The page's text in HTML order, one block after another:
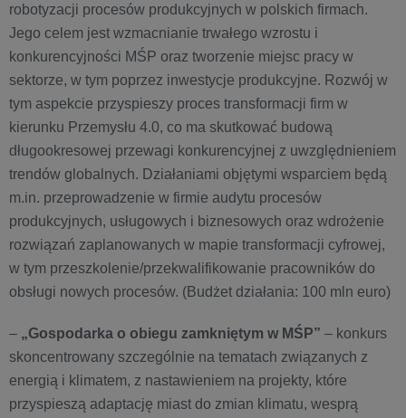
robotyzacji procesów produkcyjnych w polskich firmach.
Jego celem jest wzmacnianie trwałego wzrostu i
konkurencyjności MŚP oraz tworzenie miejsc pracy w
sektorze, w tym poprzez inwestycje produkcyjne. Rozwój w
tym aspekcie przyspieszy proces transformacji firm w
kierunku Przemysłu 4.0, co ma skutkować budową
długookresowej przewagi konkurencyjnej z uwzględnieniem
trendów globalnych. Działaniami objętymi wsparciem będą
m.in. przeprowadzenie w firmie audytu procesów
produkcyjnych, usługowych i biznesowych oraz wdrożenie
rozwiązań zaplanowanych w mapie transformacji cyfrowej,
w tym przeszkolenie/przekwalifikowanie pracowników do
obsługi nowych procesów. (Budżet działania: 100 mln euro)
– „Gospodarka o obiegu zamkniętym w MŚP” – konkurs
skoncentrowany szczególnie na tematach związanych z
energią i klimatem, z nastawieniem na projekty, które
przyspieszą adaptację miast do zmian klimatu, wesprą